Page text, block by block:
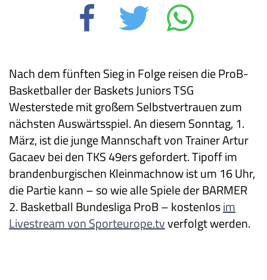
Nach dem fünften Sieg in Folge reisen die ProB-
Basketballer der Baskets Juniors TSG
Westerstede mit großem Selbstvertrauen zum
nächsten Auswärtsspiel. An diesem Sonntag, 1.
März, ist die junge Mannschaft von Trainer Artur
Gacaev bei den TKS 49ers gefordert. Tipoff im
brandenburgischen Kleinmachnow ist um 16 Uhr,
die Partie kann – so wie alle Spiele der BARMER
2. Basketball Bundesliga ProB – kostenlosim
Livestream von Sporteurope.tvverfolgt werden.